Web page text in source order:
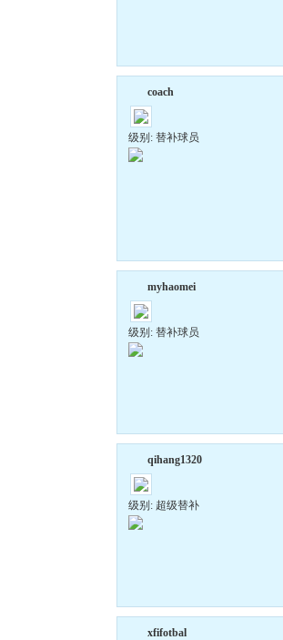
coach
级别: 替补球员
myhaomei
级别: 替补球员
qihang1320
级别: 超级替补
xfifotbal